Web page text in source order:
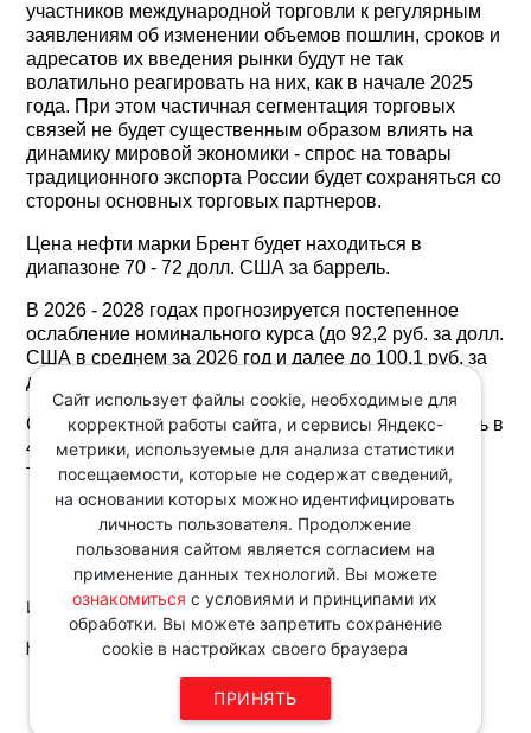
участников международной торговли к регулярным
заявлениям об изменении объемов пошлин, сроков и
адресатов их введения рынки будут не так
волатильно реагировать на них, как в начале 2025
года. При этом частичная сегментация торговых
связей не будет существенным образом влиять на
динамику мировой экономики - спрос на товары
традиционного экспорта России будет сохраняться со
стороны основных торговых партнеров.
Цена нефти марки Брент будет находиться в
диапазоне 70 - 72 долл. США за баррель.
В 2026 - 2028 годах прогнозируется постепенное
ослабление номинального курса (до 92,2 руб. за долл.
США в среднем за 2026 год и далее до 100,1 руб. за
долл. США в среднем за 2028 год).
С 2026 года ожидается выход инфляции на уровень в
4,0% г/г (декабрь к декабрю), что соответствует
таргету Банка России.
Источник:
http://www.consultant.ru/
Сайт использует файлы cookie, необходимые для
корректной работы сайта, и сервисы Яндекс-
метрики, используемые для анализа статистики
посещаемости, которые не содержат сведений,
на основании которых можно идентифицировать
личность пользователя. Продолжение
пользования сайтом является согласием на
применение данных технологий. Вы можете
ознакомиться с условиями и принципами их
обработки. Вы можете запретить сохранение
cookie в настройках своего браузера
ПРИНЯТЬ
Звоните по телефону в рабочие
дни с 9:00 до 18:00